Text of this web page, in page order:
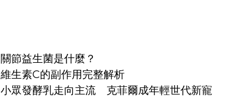
關節益生菌是什麼？
維生素C的副作用完整解析
小眾發酵乳走向主流 克菲爾成年輕世代新寵